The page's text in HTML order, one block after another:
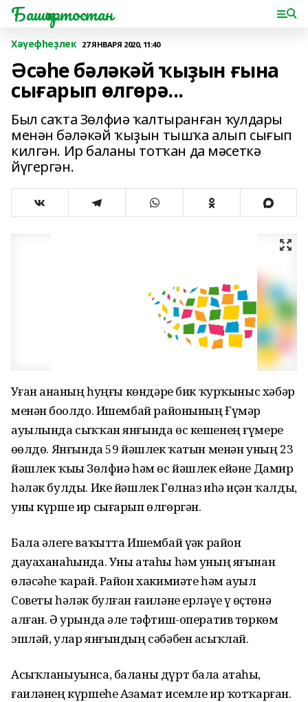
Башҡортостан
Хәүефһеҙлек 27 ЯНВАРЯ 2020, 11:40
Әсәһе бәләкәй ҡыҙын ғына
сығарып өлгөрә...
Был саҡта Зөлфиә ҡалтыранған ҡулдары
менән бәләкәй ҡыҙын тышҡа алып сығып
килгән. Ир баланы тотҡан да мәсеткә
йүгергән.
Уҙған аҙнаның һуңғы көндәре бик ҡурҡыныс хәбәр
менән боҙолдо. Ишембай районының Ғүмәр
ауылында сыҡҡан янғында өс кешенең ғүмере
өҙөлдө. Янғында 59 йәшлек ҡатын менән уның 23
йәшлек ҡыҙы Зөлфиә һәм өс йәшлек ейәне Дамир
һәләк булды. Ике йәшлек Гөлназ иһә иҫән ҡалды,
уны күрше ир сығарып өлгөргән.
Бала әлеге ваҡытта Ишембай үҙәк район
дауаханаһында. Уны атаһы һәм уның яғынан
өләсәһе ҡарай. Район хакимиәте һәм ауыл
Советы һәләк булған ғаиләне ерләүҙе үҙ өҫтөнә
алған. Ә урында әле тәфтиш-оператив төркөм
эшләй, улар янғындың сәбәбен асыҡлай.
Асыҡланыуынса, баланы дүрт бала атаһы,
ғаиләнең күршеһе Азамат исемле ир ҡотҡарған.